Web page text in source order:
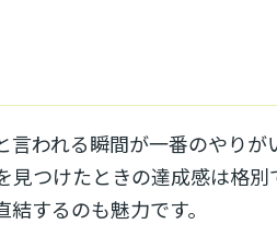
われる瞬間が一番のやり
つけたときの達成感は格
するのも魅力です。